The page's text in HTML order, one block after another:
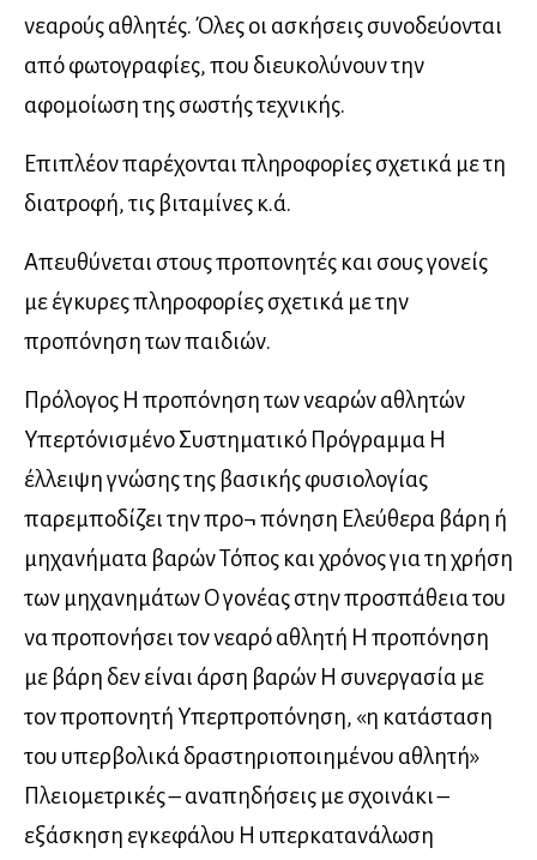
νεαρούς αθλητές. Όλες οι ασκήσεις συνοδεύονται
από φωτογραφίες, που διευκολύνουν την
αφομοίωση της σωστής τεχνικής.
Επιπλέον παρέχονται πληροφορίες σχετικά με τη
διατροφή, τις βιταμίνες κ.ά.
Απευθύνεται στους προπονητές και σους γονείς
με έγκυρες πληροφορίες σχετικά με την
προπόνηση των παιδιών.
Πρόλογος Η προπόνηση των νεαρών αθλητών
Υπερτόνισμένο Συστηματικό Πρόγραμμα Η
έλλειψη γνώσης της βασικής φυσιολογίας
παρεμποδίζει την προ¬ πόνηση Ελεύθερα βάρη ή
μηχανήματα βαρών Τόπος και χρόνος για τη χρήση
των μηχανημάτων Ο γονέας στην προσπάθεια του
να προπονήσει τον νεαρό αθλητή Η προπόνηση
με βάρη δεν είναι άρση βαρών Η συνεργασία με
τον προπονητή Υπερπροπόνηση, «η κατάσταση
του υπερβολικά δραστηριοποιημένου αθλητή»
Πλειομετρικές – αναπηδήσεις με σχοινάκι –
εξάσκηση εγκεφάλου Η υπερκατανάλωση